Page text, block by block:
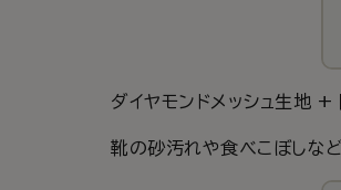
ダイヤモンドメッシュ生地
靴の砂汚れや食べこぼしな